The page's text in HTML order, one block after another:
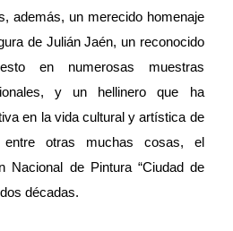
además, un merecido homenaje
de Julián Jaén, un reconocido
en numerosas muestras
y un hellinero que ha
en la vida cultural y artística de
otras muchas cosas, el
Nacional de Pintura “Ciudad de
décadas.